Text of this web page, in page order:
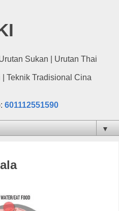
Sukan | Urutan Thai
Teknik Tradisional Cina
601112551590
▼